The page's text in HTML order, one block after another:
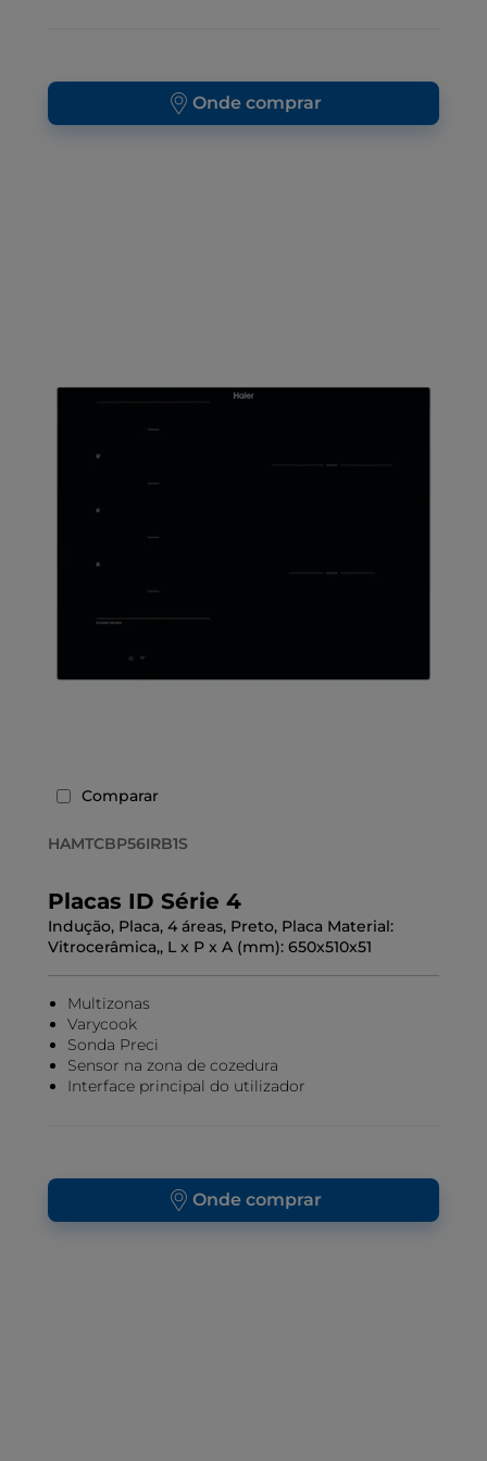
Onde comprar
Comparar
HAMTCBP56IRB1S
Placas ID Série 4
Indução, Placa, 4 áreas, Preto, Placa Material:
Vitrocerâmica,, L x P x A (mm): 650x510x51
Multizonas
Varycook
Sonda Preci
Sensor na zona de cozedura
Interface principal do utilizador
Onde comprar